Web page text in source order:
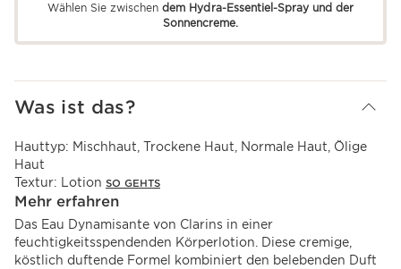
Wählen Sie zwischendem Hydra-Essentiel-Spray und der
Sonnencreme.
Was ist das?
Hauttyp: Mischhaut, Trockene Haut, Normale Haut, Ölige
Haut
Textur: Lotion SO GEHTS
Mehr erfahren
Das Eau Dynamisante von Clarins in einer
feuchtigkeitsspendenden Körperlotion. Diese cremige,
köstlich duftende Formel kombiniert den belebenden Duft